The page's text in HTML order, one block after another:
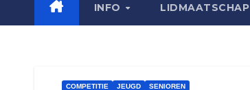
INFO LIDMAATSCHAP
COMPETITIE JEUGD SENIOREN